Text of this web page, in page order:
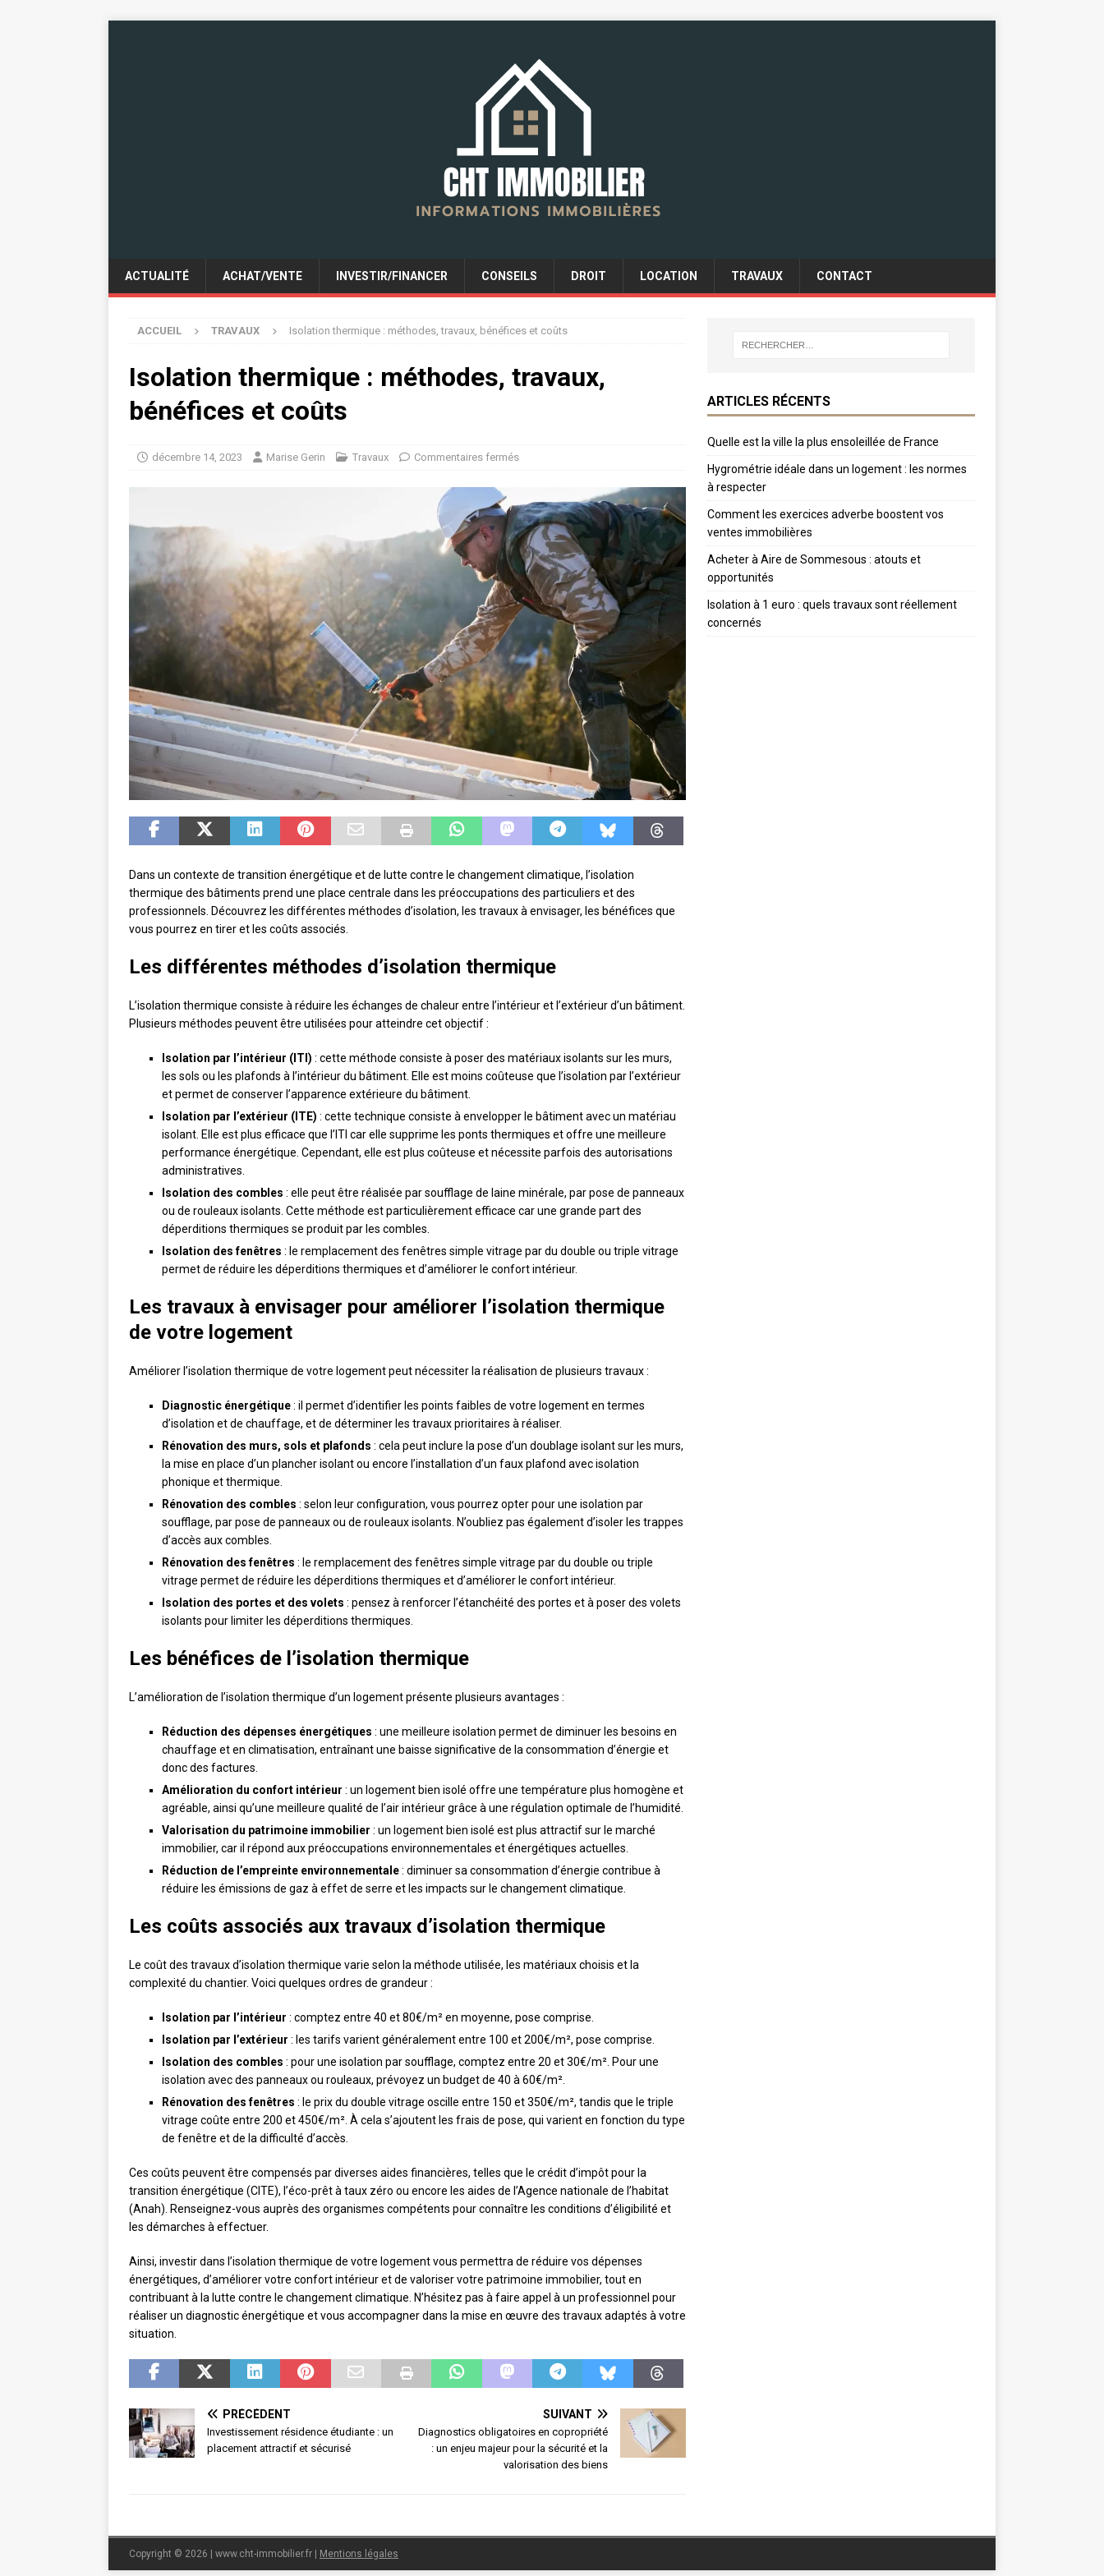
ACTUALITÉ ACHAT/VENTE INVESTIR/FINANCER CONSEILS DROIT LOCATION TRAVAUX CONTACT
ACCUEIL TRAVAUX Isolation thermique : méthodes, travaux, bénéfices et coûts
Isolation thermique : méthodes, travaux,
bénéfices et coûts
décembre 14, 2023 Marise Gerin Travaux Commentaires fermés
Dans un contexte de transition énergétique et de lutte contre le changement climatique, l’isolation
thermique des bâtiments prend une place centrale dans les préoccupations des particuliers et des
professionnels. Découvrez les différentes méthodes d’isolation, les travaux à envisager, les bénéfices que
vous pourrez en tirer et les coûts associés.
Les différentes méthodes d’isolation thermique
L’isolation thermique consiste à réduire les échanges de chaleur entre l’intérieur et l’extérieur d’un bâtiment.
Plusieurs méthodes peuvent être utilisées pour atteindre cet objectif :
Isolation par l’intérieur (ITI) : cette méthode consiste à poser des matériaux isolants sur les murs,
les sols ou les plafonds à l’intérieur du bâtiment. Elle est moins coûteuse que l’isolation par l’extérieur
et permet de conserver l’apparence extérieure du bâtiment.
Isolation par l’extérieur (ITE) : cette technique consiste à envelopper le bâtiment avec un matériau
isolant. Elle est plus efficace que l’ITI car elle supprime les ponts thermiques et offre une meilleure
performance énergétique. Cependant, elle est plus coûteuse et nécessite parfois des autorisations
administratives.
Isolation des combles : elle peut être réalisée par soufflage de laine minérale, par pose de panneaux
ou de rouleaux isolants. Cette méthode est particulièrement efficace car une grande part des
déperditions thermiques se produit par les combles.
Isolation des fenêtres : le remplacement des fenêtres simple vitrage par du double ou triple vitrage
permet de réduire les déperditions thermiques et d’améliorer le confort intérieur.
Les travaux à envisager pour améliorer l’isolation thermique
de votre logement
Améliorer l’isolation thermique de votre logement peut nécessiter la réalisation de plusieurs travaux :
Diagnostic énergétique: il permet d’identifier les points faibles de votre logement en termes
d’isolation et de chauffage, et de déterminer les travaux prioritaires à réaliser.
Rénovation des murs, sols et plafonds : cela peut inclure la pose d’un doublage isolant sur les murs,
la mise en place d’un plancher isolant ou encore l’installation d’un faux plafond avec isolation
phonique et thermique.
Rénovation des combles : selon leur configuration, vous pourrez opter pour une isolation par
soufflage, par pose de panneaux ou de rouleaux isolants. N’oubliez pas également d’isoler les trappes
d’accès aux combles.
Rénovation des fenêtres : le remplacement des fenêtres simple vitrage par du double ou triple
vitrage permet de réduire les déperditions thermiques et d’améliorer le confort intérieur.
Isolation des portes et des volets : pensez à renforcer l’étanchéité des portes et à poser des volets
isolants pour limiter les déperditions thermiques.
Les bénéfices de l’isolation thermique
L’amélioration de l’isolation thermique d’un logement présente plusieurs avantages :
Réduction des dépenses énergétiques : une meilleure isolation permet de diminuer les besoins en
chauffage et en climatisation, entraînant une baisse significative de la consommation d’énergie et
donc des factures.
Amélioration du confort intérieur : un logement bien isolé offre une température plus homogène et
agréable, ainsi qu’une meilleure qualité de l’air intérieur grâce à une régulation optimale de l’humidité.
Valorisation du patrimoine immobilier : un logement bien isolé est plus attractif sur le marché
immobilier, car il répond aux préoccupations environnementales et énergétiques actuelles.
Réduction de l’empreinte environnementale: diminuer sa consommation d’énergie contribue à
réduire les émissions de gaz à effet de serre et les impacts sur le changement climatique.
Les coûts associés aux travaux d’isolation thermique
Le coût des travaux d’isolation thermique varie selon la méthode utilisée, les matériaux choisis et la
complexité du chantier. Voici quelques ordres de grandeur :
Isolation par l’intérieur : comptez entre 40 et 80€/m² en moyenne, pose comprise.
Isolation par l’extérieur : les tarifs varient généralement entre 100 et 200€/m², pose comprise.
Isolation des combles : pour une isolation par soufflage, comptez entre 20 et 30€/m². Pour une
isolation avec des panneaux ou rouleaux, prévoyez un budget de 40 à 60€/m².
Rénovation des fenêtres : le prix du double vitrage oscille entre 150 et 350€/m², tandis que le triple
vitrage coûte entre 200 et 450€/m². À cela s’ajoutent les frais de pose, qui varient en fonction du type
de fenêtre et de la difficulté d’accès.
Ces coûts peuvent être compensés par diverses aides financières, telles que le crédit d’impôt pour la
transition énergétique (CITE), l’éco-prêt à taux zéro ou encore les aides de l’Agence nationale de l’habitat
(Anah). Renseignez-vous auprès des organismes compétents pour connaître les conditions d’éligibilité et
les démarches à effectuer.
Ainsi, investir dans l’isolation thermique de votre logement vous permettra de réduire vos dépenses
énergétiques, d’améliorer votre confort intérieur et de valoriser votre patrimoine immobilier, tout en
contribuant à la lutte contre le changement climatique. N’hésitez pas à faire appel à un professionnel pour
réaliser un diagnostic énergétique et vous accompagner dans la mise en œuvre des travaux adaptés à votre
situation.
PRÉCÉDENT
Investissement résidence étudiante : un
placement attractif et sécurisé
SUIVANT
Diagnostics obligatoires en copropriété
: un enjeu majeur pour la sécurité et la
valorisation des biens
ARTICLES RÉCENTS
Quelle est la ville la plus ensoleillée de France
Hygrométrie idéale dans un logement : les normes
à respecter
Comment les exercices adverbe boostent vos
ventes immobilières
Acheter à Aire de Sommesous : atouts et
opportunités
Isolation à 1 euro : quels travaux sont réellement
concernés
Copyright © 2026 | www.cht-immobilier.fr Mentions légales